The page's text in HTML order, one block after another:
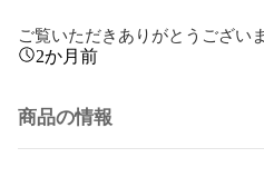
ご覧いただきありがとうございま
2か月前
商品の情報